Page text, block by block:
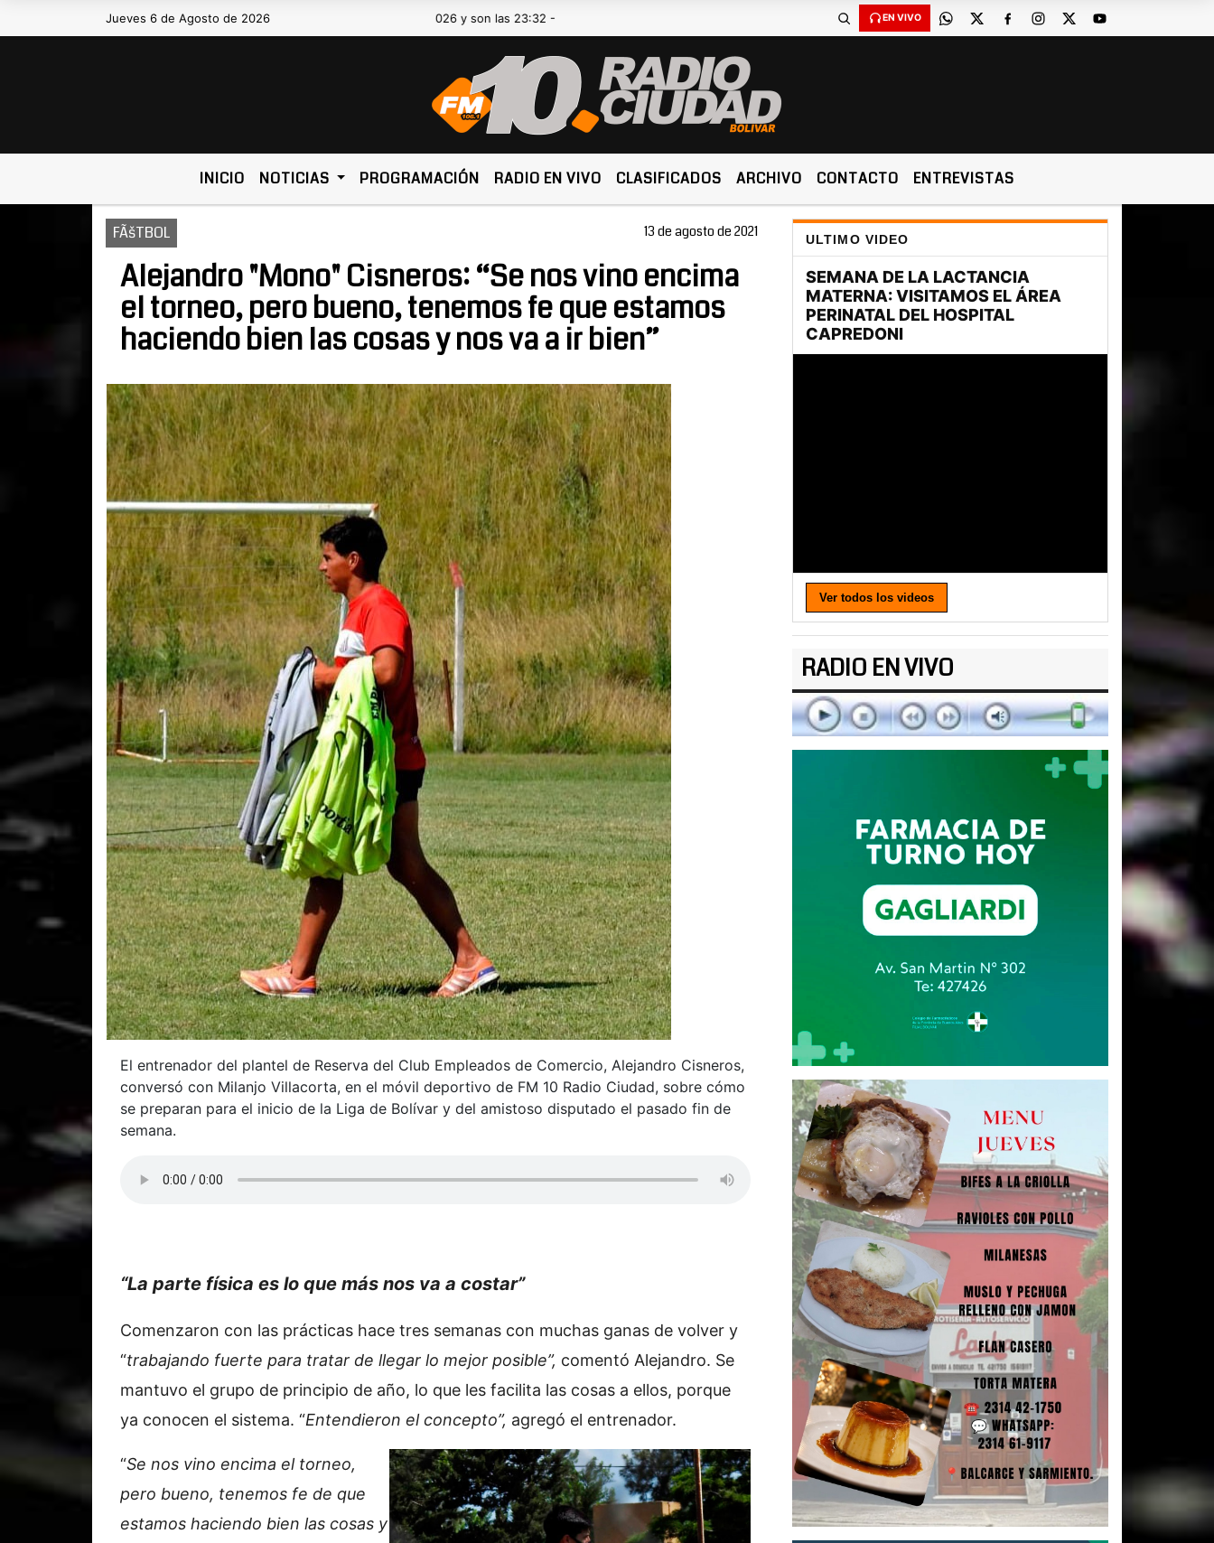
Jueves 6 de Agosto de 2026Hoy es Jueves 6 de Agosto de 2026 y son las 23:32 - EN VIVO
INICIO NOTICIAS PROGRAMACIÓN RADIO EN VIVO CLASIFICADOS ARCHIVO CONTACTO ENTREVISTAS
FÃšTBOL 13 de agosto de 2021
Alejandro "Mono" Cisneros: “Se nos vino encima
el torneo, pero bueno, tenemos fe que estamos
haciendo bien las cosas y nos va a ir bien”
El entrenador del plantel de Reserva del Club Empleados de Comercio, Alejandro Cisneros,
conversó con Milanjo Villacorta, en el móvil deportivo de FM 10 Radio Ciudad, sobre cómo
se preparan para el inicio de la Liga de Bolívar y del amistoso disputado el pasado fin de
semana.
“La parte física es lo que más nos va a costar”
Comenzaron con las prácticas hace tres semanas con muchas ganas de volver y
“trabajando fuerte para tratar de llegar lo mejor posible”, comentó Alejandro. Se
mantuvo el grupo de principio de año, lo que les facilita las cosas a ellos, porque
ya conocen el sistema. “Entendieron el concepto”, agregó el entrenador.
“Se nos vino encima el torneo,
pero bueno, tenemos fe de que
estamos haciendo bien las cosas y
ULTIMO VIDEO
Ver todos los videos
RADIO EN VIVO